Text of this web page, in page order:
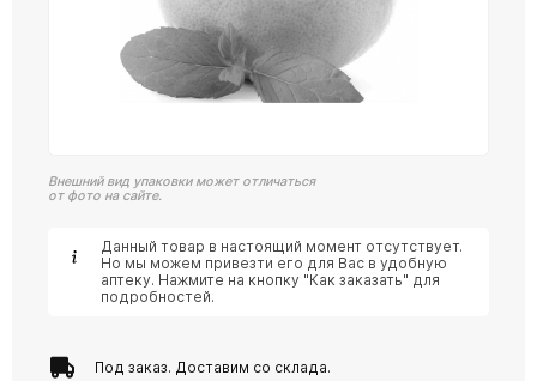
Внешний вид упаковки может отличаться
от фото на сайте.
Данный товар в настоящий момент отсутствует.
Но мы можем привезти его для Вас в удобную
аптеку. Нажмите на кнопку "Как заказать" для
подробностей.
Под заказ. Доставим со склада.